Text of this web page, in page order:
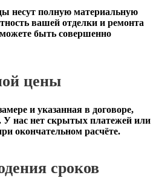
несут полную материальную
вашей отделки и ремонта
быть совершенно
цены
и указанная в договоре,
У нас нет скрытых платежей или
окончательном расчёте.
сроков